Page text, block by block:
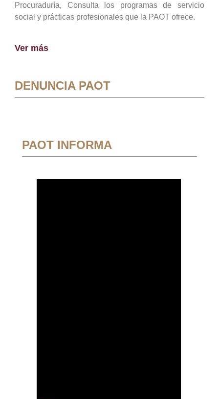
Procuraduría, Consulta los programas de servicio
social y prácticas profesionales que la PAOT ofrece.
Ver más
DENUNCIA PAOT
PAOT INFORMA